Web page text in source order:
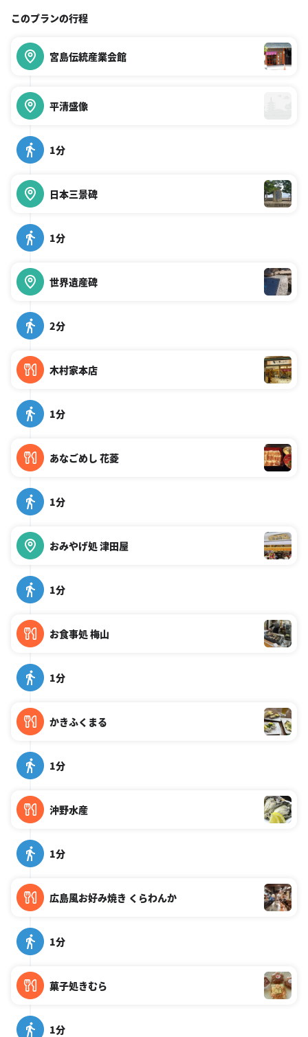
このプランの行程
宮島伝統産業会館
平清盛像
1分
日本三景碑
1分
世界遺産碑
2分
木村家本店
1分
あなごめし 花菱
1分
おみやげ処 津田屋
1分
お食事処 梅山
1分
かきふくまる
1分
沖野水産
1分
広島風お好み焼き くらわんか
1分
菓子処きむら
1分